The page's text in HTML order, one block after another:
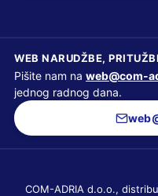
WEB NARUDŽBE,
Pišite nam na web@com-
jednog radnog dana.
COM-ADRIA d.o.o.,